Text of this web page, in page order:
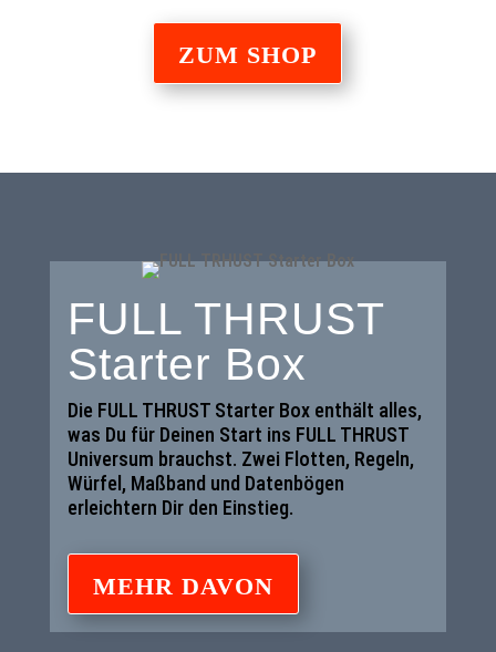
ZUM SHOP
FULL THRUST
Starter Box
Die FULL THRUST Starter Box enthält alles,
was Du für Deinen Start ins FULL THRUST
Universum brauchst. Zwei Flotten, Regeln,
Würfel, Maßband und Datenbögen
erleichtern Dir den Einstieg.
MEHR DAVON